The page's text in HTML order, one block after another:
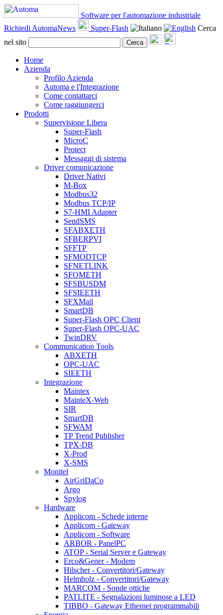
Software per l'automazione industriale
Richiedi AutomaNews
Super-Flash
Cerca
nel sito
Cerca
Home
Azienda
Profilo Azienda
Automa e l'Integrazione
Come contattarci
Come raggiungerci
Prodotti
Supervisione Libera
Super-Flash
MicroC
Protect
Messaggi di sistema
Driver comunicazione
Driver Nativi
M-Box
Modbus32
Modbus TCP/IP
S7-HMI Adapter
SendSMS
SFABXETH
SFBERPVI
SFFTP
SFMODTCP
SFNETLINK
SFOMETH
SFSBUSDM
SFSIEETH
SFXMail
SmartDB
Super-Flash OPC Client
Super-Flash OPC-UAC
TwinDRV
Communication Tools
ABXETH
OPC-UAC
SIEETH
Integrazione
Maintex
MainteX-Web
SIR
SmartDB
SFWAM
TP Trend Publisher
TPX-DB
X-Prod
X-SMS
Monitel
AirGriDaCo
Argo
Spylog
Hardware
Applicom - Schede interne
Applicom - Gateway
Applicom - Software
ARBOR - PanelPC
ATOP - Serial Server e Gateway
Erco&Gener - Modem
Hilscher - Convertitori/Gateway
Helmholz - Convertitori/Gateway
MARCOM - Sonde ottiche
PATLITE - Segnalazioni luminose a LED
TIBBO - Gateway Ethernet programmabili